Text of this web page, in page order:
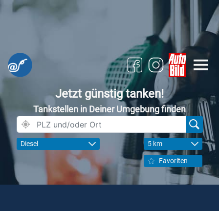
Jetzt günstig tanken!
Tankstellen in Deiner Umgebung finden
Diesel 5 km
Favoriten